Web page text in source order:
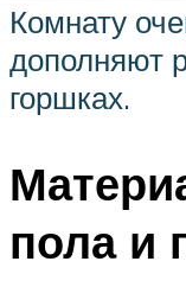
Комнату
дополняют
горшках.
пола и